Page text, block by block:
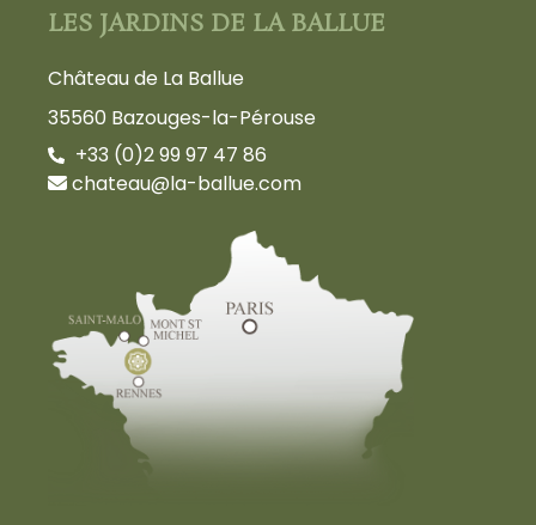
LES JARDINS DE LA BALLUE
Château de La Ballue
35560 Bazouges-la-Pérouse
+33 (0)2 99 97 47 86
chateau@la-ballue.com